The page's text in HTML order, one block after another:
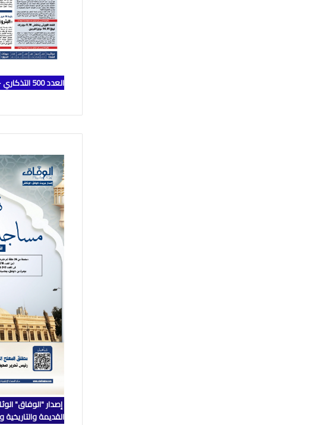
العدد 500 التذكاري - 26 يوليو 2026 - السنة الثالثة
إصدار "الوفاق"
القديمة والتاريخية